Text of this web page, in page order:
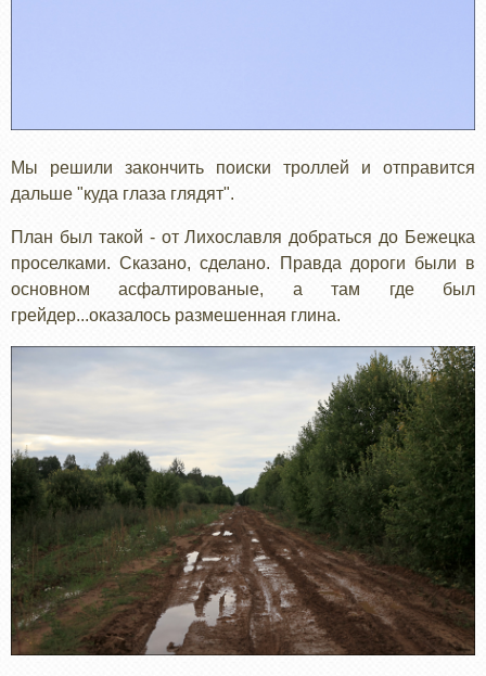
Мы решили закончить поиски троллей и отправится
дальше "куда глаза глядят".
План был такой - от Лихославля добраться до Бежецка
проселками. Сказано, сделано. Правда дороги были в
основном асфалтированые, а там где был
грейдер...оказалось размешенная глина.